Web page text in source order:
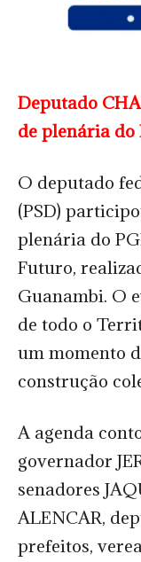
Deputado
de plenária do
O deputado
(PSD)
plenária do
Futuro,
Guanambi. O
de todo o
um momento
construção
A agenda
governador
senadores
ALENCAR,
prefeitos,